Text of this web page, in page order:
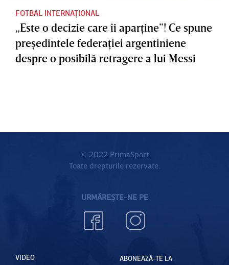
FOTBAL INTERNAȚIONAL
„Este o decizie care îi aparţine”! Ce spune
preşedintele federaţiei argentiniene
despre o posibilă retragere a lui Messi
© 2022 PrimaSport
Toate drepturile rezervate.
URMĂREȘTE-NE PE
VIDEO
ABONEAZĂ-TE LA